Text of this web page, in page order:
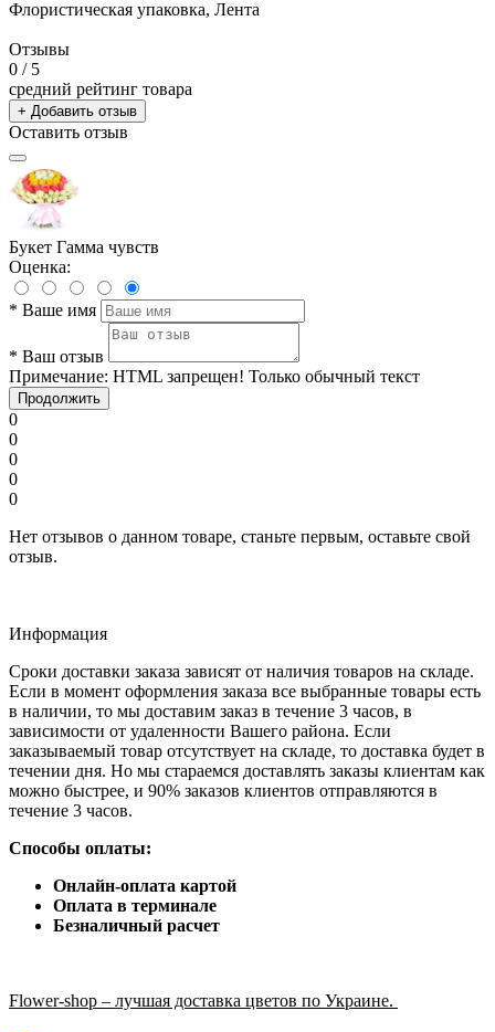
Флористическая упаковка, Лента
Отзывы
0 / 5
средний рейтинг товара
+ Добавить отзыв
Оставить отзыв
Букет Гамма чувств
Оценка:
* Ваше имя
* Ваш отзыв
Примечание: HTML запрещен! Только обычный текст
Продолжить
0
0
0
0
0
Нет отзывов о данном товаре, станьте первым, оставьте свой
отзыв.
Информация
Сроки доставки заказа зависят от наличия товаров на складе.
Если в момент оформления заказа все выбранные товары есть
в наличии, то мы доставим заказ в течение 3 часов, в
зависимости от удаленности Вашего района. Если
заказываемый товар отсутствует на складе, то доставка будет в
течении дня. Но мы стараемся доставлять заказы клиентам как
можно быстрее, и 90% заказов клиентов отправляются в
течение 3 часов.
Способы оплаты:
Онлайн-оплата картой
Оплата в терминале
Безналичный расчет
Flower-shop – лучшая доставка цветов по Украине.